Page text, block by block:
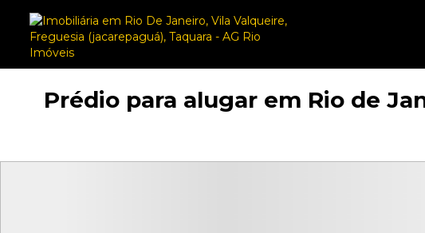
Prédio para alugar em Rio de